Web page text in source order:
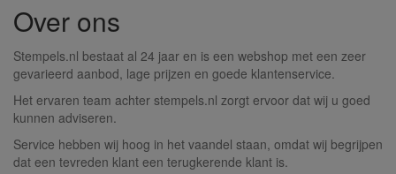
Over ons
Stempels.nl bestaat al 24 jaar en is een webshop met een zeer
gevarieerd aanbod, lage prijzen en goede klantenservice.
Het ervaren team achter stempels.nl zorgt ervoor dat wij u goed
kunnen adviseren.
Service hebben wij hoog in het vaandel staan, omdat wij begrijpen
dat een tevreden klant een terugkerende klant is.